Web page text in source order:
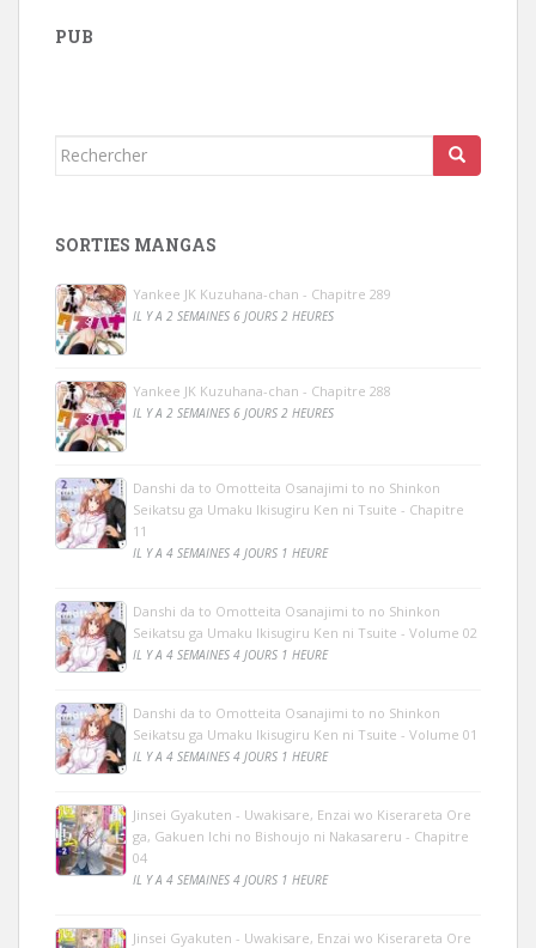
PUB
Rechercher...
SORTIES MANGAS
Yankee JK Kuzuhana-chan - Chapitre 289
IL Y A 2 SEMAINES 6 JOURS 2 HEURES
Yankee JK Kuzuhana-chan - Chapitre 288
IL Y A 2 SEMAINES 6 JOURS 2 HEURES
Danshi da to Omotteita Osanajimi to no Shinkon
Seikatsu ga Umaku Ikisugiru Ken ni Tsuite - Chapitre
11
IL Y A 4 SEMAINES 4 JOURS 1 HEURE
Danshi da to Omotteita Osanajimi to no Shinkon
Seikatsu ga Umaku Ikisugiru Ken ni Tsuite - Volume 02
IL Y A 4 SEMAINES 4 JOURS 1 HEURE
Danshi da to Omotteita Osanajimi to no Shinkon
Seikatsu ga Umaku Ikisugiru Ken ni Tsuite - Volume 01
IL Y A 4 SEMAINES 4 JOURS 1 HEURE
Jinsei Gyakuten - Uwakisare, Enzai wo Kiserareta Ore
ga, Gakuen Ichi no Bishoujo ni Nakasareru - Chapitre
04
IL Y A 4 SEMAINES 4 JOURS 1 HEURE
Jinsei Gyakuten - Uwakisare, Enzai wo Kiserareta Ore